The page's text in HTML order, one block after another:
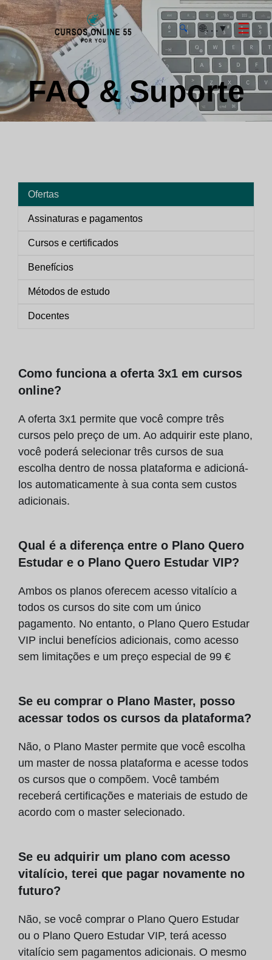
CursosOnline55 - Página inicial
🔍 🌐. . .▼ ☰
FAQ & Suporte
Ofertas
Assinaturas e pagamentos
Cursos e certificados
Benefícios
Métodos de estudo
Docentes
Como funciona a oferta 3x1 em cursos
online?
A oferta 3x1 permite que você compre três
cursos pelo preço de um. Ao adquirir este plano,
você poderá selecionar três cursos de sua
escolha dentro de nossa plataforma e adicioná-
los automaticamente à sua conta sem custos
adicionais.
Qual é a diferença entre o Plano Quero
Estudar e o Plano Quero Estudar VIP?
Ambos os planos oferecem acesso vitalício a
todos os cursos do site com um único
pagamento. No entanto, o Plano Quero Estudar
VIP inclui benefícios adicionais, como acesso
sem limitações e um preço especial de 99 €
Se eu comprar o Plano Master, posso
acessar todos os cursos da plataforma?
Não, o Plano Master permite que você escolha
um master de nossa plataforma e acesse todos
os cursos que o compõem. Você também
receberá certificações e materiais de estudo de
acordo com o master selecionado.
Se eu adquirir um plano com acesso
vitalício, terei que pagar novamente no
futuro?
Não, se você comprar o Plano Quero Estudar
ou o Plano Quero Estudar VIP, terá acesso
vitalício sem pagamentos adicionais. O mesmo